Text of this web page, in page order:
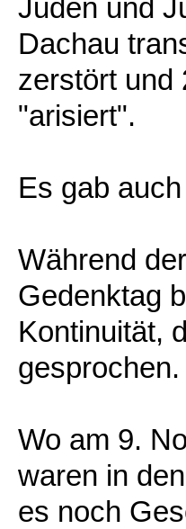
Juden und
Dachau
zerstört und
"arisiert".
Es gab
Während
Gedenktag
Kontinuität,
gesprochen.
Wo am 9.
waren in
es noch